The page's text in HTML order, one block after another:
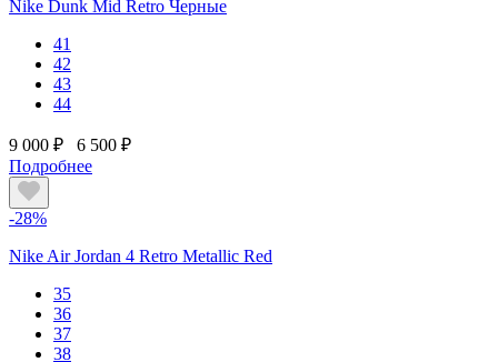
Nike Dunk Mid Retro Черные
41
42
43
44
9 000 ₽
6 500 ₽
Подробнее
-28%
Nike Air Jordan 4 Retro Metallic Red
35
36
37
38